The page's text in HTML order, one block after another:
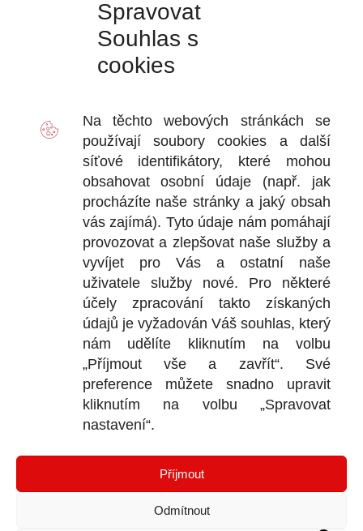
Spravovat
Souhlas s
cookies
Na těchto webových stránkách se
používají souborycookies a další
síťové identifikátory, které mohou
obsahovat osobní údaje (např. jak
procházíte naše stránky a jaký obsah
vás zajímá). Tyto údaje nám pomáhají
provozovat a zlepšovat naše služby a
vyvíjet pro Vás a ostatní naše
uživatele služby nové. Pro některé
účely zpracování takto získaných
údajů je vyžadován Váš souhlas, který
nám udělíte kliknutím na volbu
„Příjmout vše a zavřít“. Své
preference můžete snadno upravit
kliknutím na volbu „Spravovat
nastavení“.
Příjmout
Odmítnout
ZPĚT DO E-SHOPU
Barva má mimořádně nízký obsah těkavých organických
látek (VOC < 2 g/l) – je šetrná k lidskému zdraví a životnímu
prostředí. Může se nanášet na různé pevné, suché a čisté
podklady – štukové omítky stěn a stropů, beton,
sádrokartonové, vláknocementové a dřevotřískové desky,
reliéfní tapety. Podklad před prvním nátěrem natřeme
vodou rozředěnou AKRYL Emulzí (1 : 1). Zatřídění podle EN
13300: odolnost proti oděru za mokra: není odolný, kryvost:
třída 3 při 10 m2/l, vzhled: mat.